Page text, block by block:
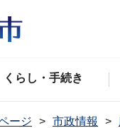
くらし・手続き
ージ 市政情報